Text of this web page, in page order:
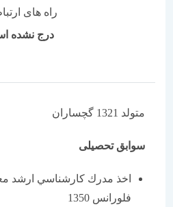
راه های ارتباطی:
درج نشده است
سوابق تحصیلی
اخذ مدرك كارشناسي ارشد معماري
فلورانس 1350